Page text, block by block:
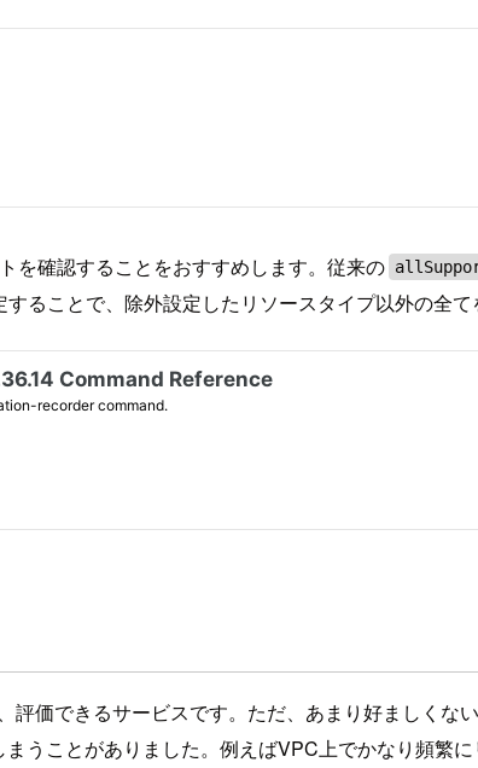
を確認することをおすすめします。従来の
することで、除外設定したリソースタイプ以外の全て
評価できるサービスです。ただ、あまり好ましく
うことがありました。例えばVPC上でかなり頻繁